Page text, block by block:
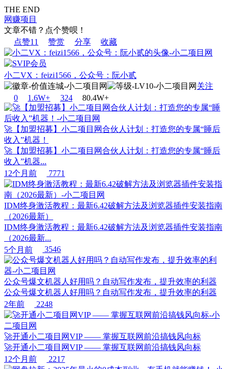
THE END
网赚项目
文章不错？点个赞呗！
点赞11 赞赏 分享 收藏
小二VX：feizi1566，公众号：阮小贰
关注
0
1.6W+ 324 80.4W+
🚀【加盟招募】小二项目网合伙人计划：打造您的专属“睡后
收入”机器！
🚀【加盟招募】小二项目网合伙人计划：打造您的专属“睡后
收入”机器...
12个月前
7771
IDM终身激活教程：最新6.42破解方法及浏览器插件安装指南
（2026最新）
IDM终身激活教程：最新6.42破解方法及浏览器插件安装指南
（2026最新...
5个月前
3546
公众号爆文机器人好用吗？自动写作发布，提升效率的利器
公众号爆文机器人好用吗？自动写作发布，提升效率的利器
2年前
2248
🚀开通小二项目网VIP —— 掌握互联网前沿搞钱风向标
🚀开通小二项目网VIP —— 掌握互联网前沿搞钱风向标
12个月前
2217